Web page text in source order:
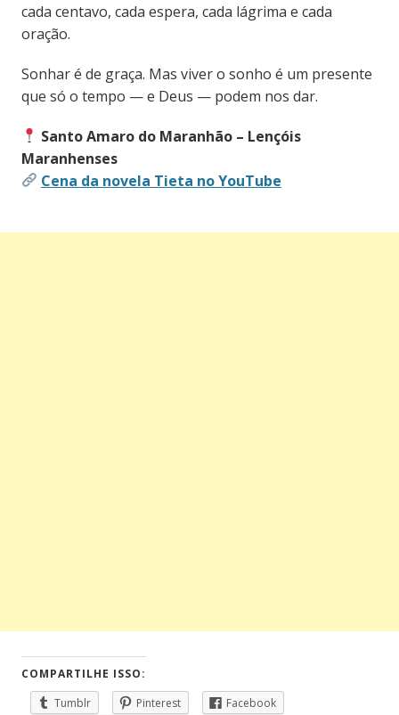
cada centavo, cada espera, cada lágrima e cada
oração.
Sonhar é de graça. Mas viver o sonho é um presente
que só o tempo — e Deus — podem nos dar.
Santo Amaro do Maranhão – Lençóis
Maranhenses
Cena da novela Tieta no YouTube
COMPARTILHE ISSO:
Tumblr
Pinterest
Facebook